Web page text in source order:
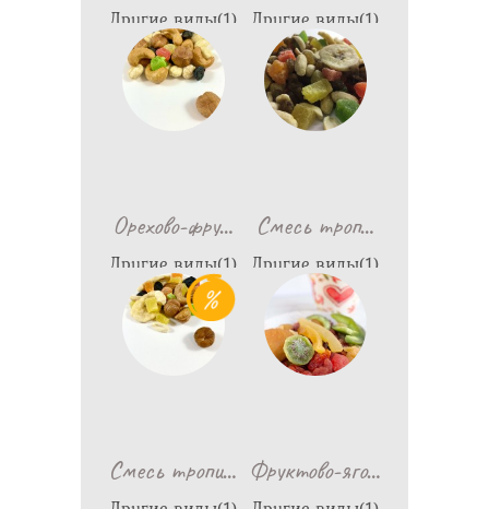
Другие виды(1)
688
Другие виды(1)
1,458
Орехово-фру…
Другие виды(1)
1,198
Смесь троп…
Другие виды(1)
644
Смесь тропи… Фруктово-яго…